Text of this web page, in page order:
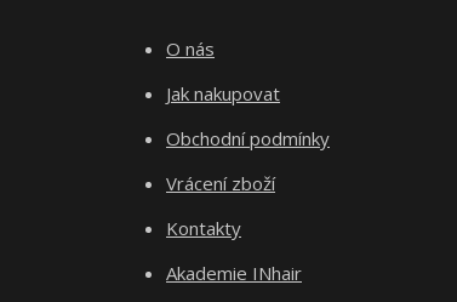
O nás
Jak nakupovat
Obchodní podmínky
Vrácení zboží
Kontakty
Akademie INhair